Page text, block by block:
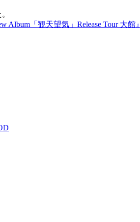
Album「観天望気」Release Tour 大館』